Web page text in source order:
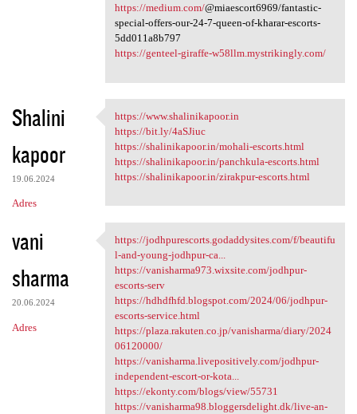
https://medium.com/@miaescort6969/fantastic-
special-offers-our-24-7-queen-of-kharar-escorts-
5dd011a8b797
https://genteel-giraffe-w58llm.mystrikingly.com/
Shalini
kapoor
19.06.2024
Adres
https://www.shalinikapoor.in
https://www.shalinikapoor.in
https://bit.ly/4aSJiuc
https://shalinikapoor.in/mohali-escorts.html
https://shalinikapoor.in/panchkula-escorts.html
https://shalinikapoor.in/zirakpur-escorts.html
vani
sharma
20.06.2024
Adres
https://jodhpurescorts
https://jodhpurescorts.godaddysites.com/f/beautifu
l-and-young-jodhpur-ca...
https://vanisharma973.wixsite.com/jodhpur-
escorts-serv
https://hdhdfhfd.blogspot.com/2024/06/jodhpur-
escorts-service.html
https://plaza.rakuten.co.jp/vanisharma/diary/2024
06120000/
https://vanisharma.livepositively.com/jodhpur-
independent-escort-or-kota...
https://ekonty.com/blogs/view/55731
https://vanisharma98.bloggersdelight.dk/live-an-